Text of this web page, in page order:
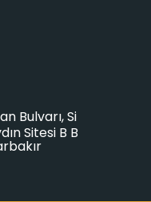
Bulvarı, Si
Sitesi B B